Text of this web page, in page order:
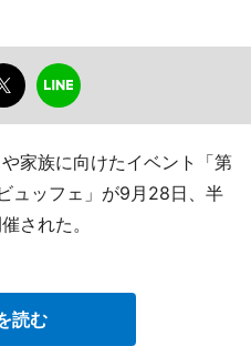
家族に向けたイベント「第
ュッフェ」が9月28日、半
された。
読む